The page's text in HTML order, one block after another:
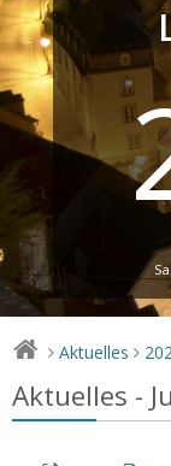
> Aktuelles >
Aktuelles -